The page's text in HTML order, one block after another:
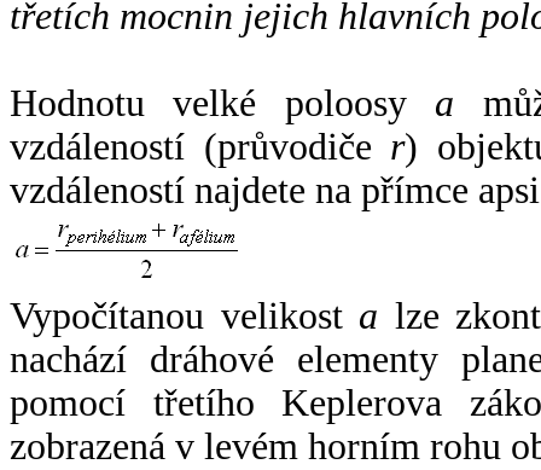
třetích mocnin jejich hlavních
Hodnotu velké poloosy a
vzdáleností (průvodiče r)
vzdáleností najdete na přímce
Vypočítanou velikost a lze
nachází dráhové elementy
pomocí třetího Keplerova
zobrazená v levém horním rohu